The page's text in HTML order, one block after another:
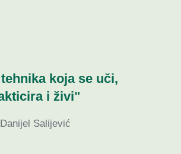
koja se uči,
i živi"
Salijević